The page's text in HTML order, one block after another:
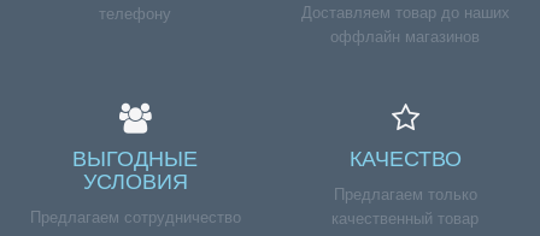
телефону
Доставляем товар до наших
оффлайн магазинов
ВЫГОДНЫЕ
УСЛОВИЯ
Предлагаем сотрудничество
КАЧЕСТВО
Предлагаем только
качественный товар